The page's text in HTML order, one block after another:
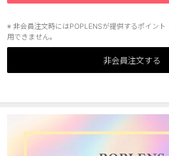
総合掲示板
アプリダウンロード
※ 非会員注文時にはPOPLENSが提供するポイン
用できません。
非会員注文する